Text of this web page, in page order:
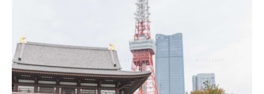
2026. 08.
【2ロケーションコース】
神社とお食い初め、2か所で撮影